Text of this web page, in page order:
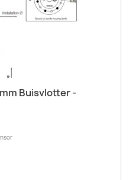
Buisvlotter -